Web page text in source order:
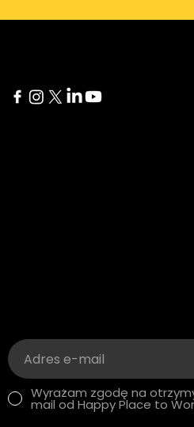
Wyrażam zgodę na
mail od Happy Place to